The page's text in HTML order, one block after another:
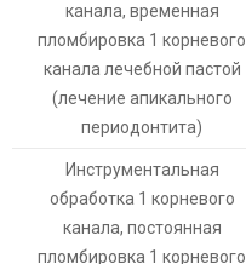
канала, временная
пломбировка 1 корневого
канала лечебной пастой
(лечение апикального
периодонтита)
Инструментальная
обработка 1 корневого
канала, постоянная
пломбировка 1 корневого